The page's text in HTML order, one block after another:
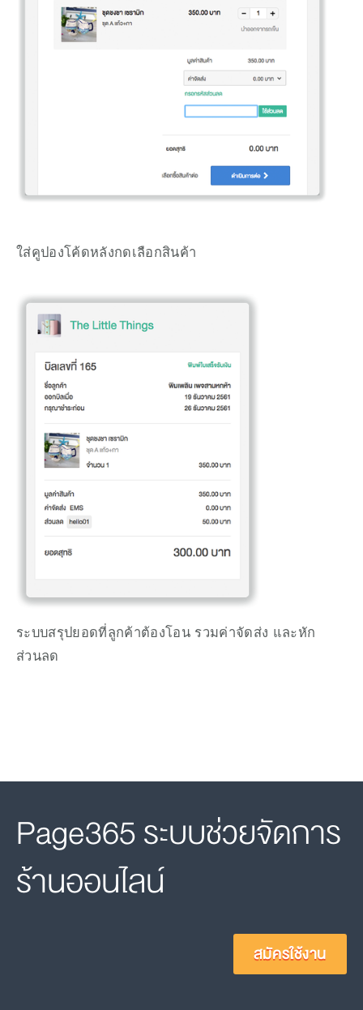
ใส่คูปองโค้ดหลังกดเลือกสินค้า
ระบบสรุปยอดที่ลูกค้าต้องโอน รวมค่าจัดส่ง และหัก
ส่วนลด
Page365 ระบบช่วยจัดการ
ร้านออนไลน์
สมัครใช้งาน